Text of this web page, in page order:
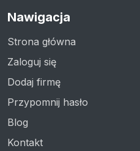
Nawigacja
Strona główna
Zaloguj się
Dodaj firmę
Przypomnij hasło
Blog
Kontakt